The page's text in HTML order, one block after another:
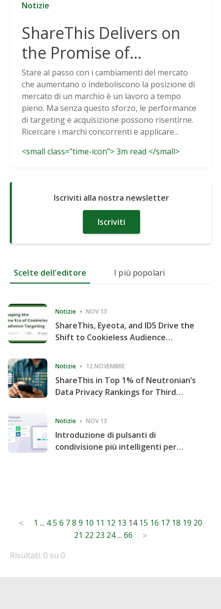
Notizie
ShareThis Delivers on
the Promise of
Cookieless Data
Solutions
Stare al passo con i cambiamenti del mercato
che aumentano o indeboliscono la posizione di
mercato di un marchio è un lavoro a tempo
pieno. Ma senza questo sforzo, le performance
di targeting e acquisizione possono risentirne.
Ricercare i marchi concorrenti e applicare...
<small class="time-icon"> 3m read </small>
Iscriviti alla nostra newsletter
Iscriviti
Scelte dell'editore I più popolari
Notizie NOV 13
ShareThis, Eyeota, and ID5 Drive the
Shift to Cookieless Audience
Notizie 12 NOVEMBRE
ShareThis in Top 1% of Neutronian’s
Data Privacy Rankings for Third
Notizie NOV 13
Introduzione di pulsanti di
condivisione più intelligenti per
Posts
pagination
< 1 ... 45 6 78 9 10 11 12 13 14 15 16 17 18 19 20
21 22 23 24 ... 66 >
Risultati: 0 su 0